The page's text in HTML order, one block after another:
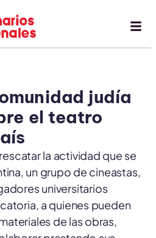
judía
el teatro
la actividad que se
un grupo de cineastas,
universitarios
a quienes pueden
de las obras,